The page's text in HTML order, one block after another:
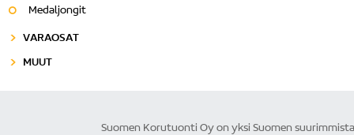
Medaljongit
VARAOSAT
MUUT
Suomen Korutuonti Oy on yksi Suomen